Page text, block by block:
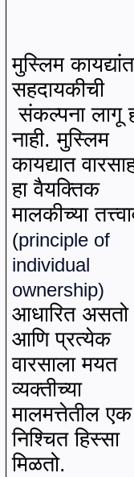
मुस्लिम
सहदायकीची
संकल्पना लागू
नाही. मुस्लिम
कायद्यात
हा वैयक्तिक
मालकीच्या
(principle of
individual
ownership)
आधारित असतो
आणि प्रत्येक
वारसाला मयत
व्यक्तीच्या
मालमत्तेतील एक
निश्चित हिस्सा
मिळतो.